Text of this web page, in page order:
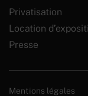
Privatisation
Location
Presse
Mentions légales